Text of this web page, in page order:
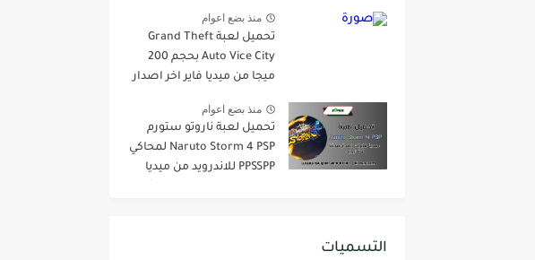
منذ بضع اعوام
تحميل لعبة Grand Theft
Auto Vice City بحجم 200
ميجا من ميديا فاير اخر اصدار
منذ بضع اعوام
تحميل لعبة ناروتو ستورم
Naruto Storm 4 PSP لمحاكي
PPSSPP للاندرويد من ميديا
التسميات